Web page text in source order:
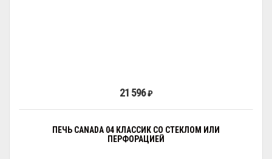
21 596₽
ПЕЧЬ CANADA 04 КЛАССИК СО СТЕКЛОМ ИЛИ
ПЕРФОРАЦИЕЙ